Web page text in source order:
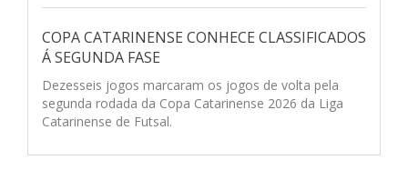
COPA CATARINENSE CONHECE CLASSIFICADOS
Á SEGUNDA FASE
Dezesseis jogos marcaram os jogos de volta pela
segunda rodada da Copa Catarinense 2026 da Liga
Catarinense de Futsal.